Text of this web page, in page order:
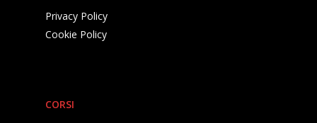
Privacy Policy
Cookie Policy
CORSI